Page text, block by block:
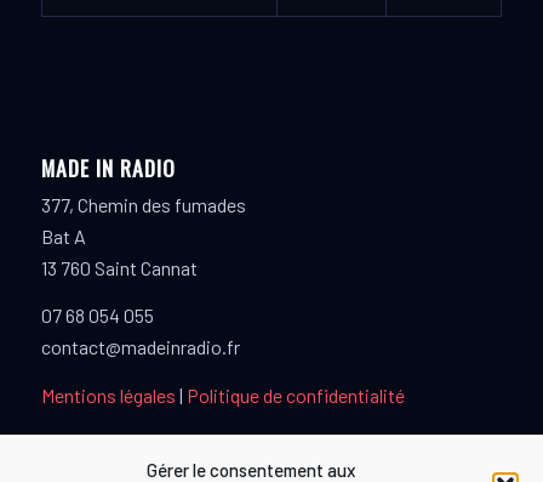
Gérer le consentement aux
MADE IN RADIO
377, Chemin des fumades
Bat A
13 760 Saint Cannat
07 68 054 055
contact@madeinradio.fr
Mentions légales | Politique de confidentialité